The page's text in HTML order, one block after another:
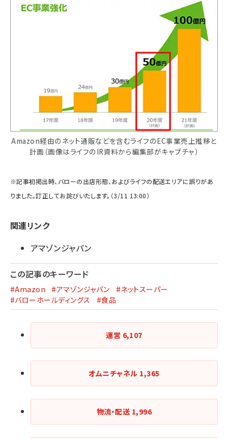
Amazon経由のネット通販などを含むライフのEC事業売上推移と
計画（画像はライフのIR資料から編集部がキャプチャ）
※記事初掲出時、バローの出店形態、およびライフの配送エリアに誤りがあ
りました。訂正してお詫びいたします。（3/11 13:00）
関連リンク
アマゾンジャパン
この記事のキーワード
#Amazon #アマゾンジャパン
#ネットスーパー
#バローホールディングス
#食品
運営 6,107
オムニチャネル 1,365
物流・配送 1,996